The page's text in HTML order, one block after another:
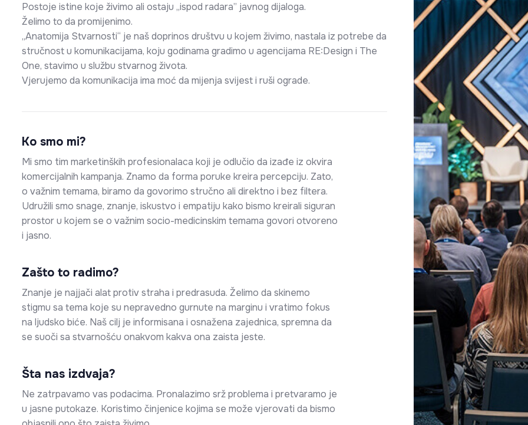
Postoje istine koje živimo ali ostaju „ispod radara” javnog dijaloga.
Želimo to da promijenimo.
„Anatomija Stvarnosti“ je naš doprinos društvu u kojem živimo, nastala iz potrebe da
stručnost u komunikacijama, koju godinama gradimo u agencijama RE:Design i The
One, stavimo u službu stvarnog života.
Vjerujemo da komunikacija ima moć da mijenja svijest i ruši ograde.
Ko smo mi?
Mi smo tim marketinških profesionalaca koji je odlučio da izađe iz okvira
komercijalnih kampanja. Znamo da forma poruke kreira percepciju. Zato,
o važnim temama, biramo da govorimo stručno ali direktno i bez filtera.
Udružili smo snage, znanje, iskustvo i empatiju kako bismo kreirali siguran
prostor u kojem se o važnim socio-medicinskim temama govori otvoreno
i jasno.
Zašto to radimo?
Znanje je najjači alat protiv straha i predrasuda. Želimo da skinemo
stigmu sa tema koje su nepravedno gurnute na marginu i vratimo fokus
na ljudsko biće. Naš cilj je informisana i osnažena zajednica, spremna da
se suoči sa stvarnošću onakvom kakva ona zaista jeste.
Šta nas izdvaja?
Ne zatrpavamo vas podacima. Pronalazimo srž problema i pretvaramo je
u jasne putokaze. Koristimo činjenice kojima se može vjerovati da bismo